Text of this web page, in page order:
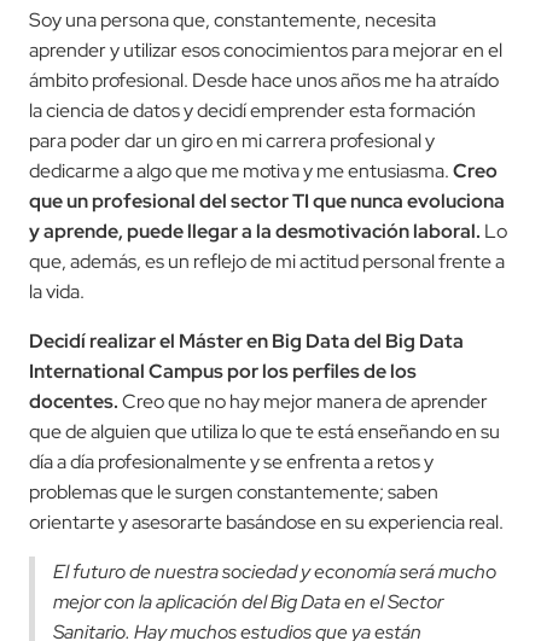
Soy una persona que, constantemente, necesita
aprender y utilizar esos conocimientos para mejorar en el
ámbito profesional. Desde hace unos años me ha atraído
la ciencia de datos y decidí emprender esta formación
para poder dar un giro en mi carrera profesional y
dedicarme a algo que me motiva y me entusiasma.Creo
que un profesional del sector TI que nunca evoluciona
y aprende, puede llegar a la desmotivación laboral. Lo
que, además, es un reflejo de mi actitud personal frente a
la vida.
Decidí realizar el Máster en Big Data del Big Data
International Campus por los perfiles de los
docentes.Creo que no hay mejor manera de aprender
que de alguien que utiliza lo que te está enseñando en su
día a día profesionalmente y se enfrenta a retos y
problemas que le surgen constantemente; saben
orientarte y asesorarte basándose en su experiencia real.
El futuro de nuestra sociedad y economía será mucho
mejor con la aplicación del Big Data en el Sector
Sanitario. Hay muchos estudios que ya están